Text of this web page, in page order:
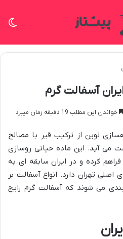
آسفالت گرم
خواندن این مطلب 19 دقیقه زمان میبرد
نوین از ترکیب قیر با مصالح
می آید. این ماده حیاتی روسازی
کرده و در ایران سابقه ای به
های اصلی تهران دارد. انواع آسفالت بر
می شوند که آسفالت گرم رایج